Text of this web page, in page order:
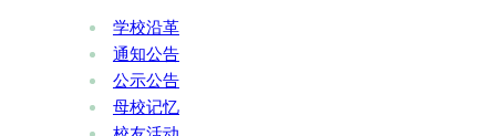
学校沿革
通知公告
公示公告
母校记忆